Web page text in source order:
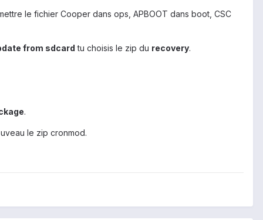
le fichier Cooper dans ops, APBOOT dans boot, CSC
from sdcard tu choisis le zip du recovery.
.
le zip cronmod.